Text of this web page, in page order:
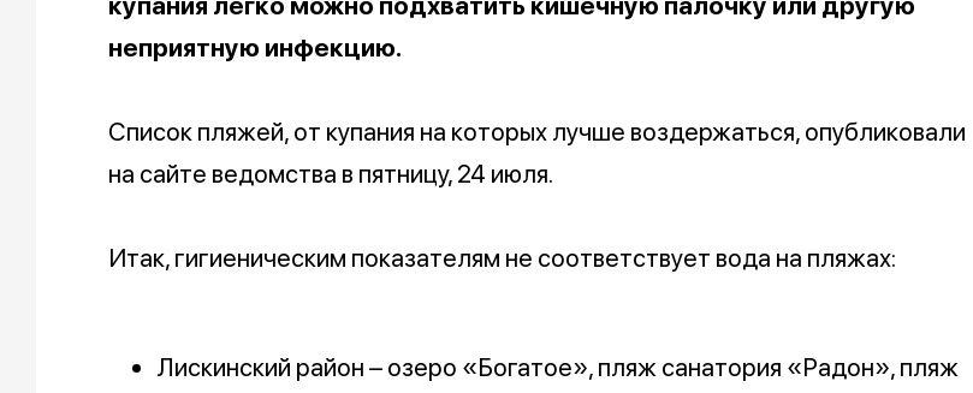
неприятную инфекцию.
Список пляжей, от купания на которых лучше воздержаться, опубликовали
на сайте ведомства в пятницу, 24 июля.
Итак, гигиеническим показателям не соответствует вода на пляжах:
Лискинский район – озеро «Богатое», пляж санатория «Радон», пляж